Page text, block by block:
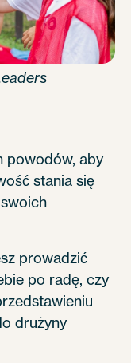
powodów, aby
stania się
prowadzić
po radę, czy
drużyny